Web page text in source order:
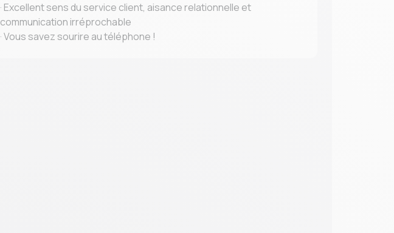
· Excellent sens du service client, aisance relationnelle et
communication irréprochable
· Vous savez sourire au téléphone !